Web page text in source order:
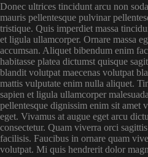
Donec ultrices tincidunt arcu non
mauris pellentesque pulvinar
tristique. Quis imperdiet massa
et ligula ullamcorper. Ornare massa
accumsan. Aliquet bibendum enim
habitasse platea dictumst quisque
blandit volutpat maecenas volutpat
mattis vulputate enim nulla aliquet.
sapien et ligula ullamcorper
pellentesque dignissim enim sit amet
eget. Vivamus at augue eget arcu
consectetur. Quam viverra orci
facilisis. Faucibus in ornare quam
volutpat. Mi quis hendrerit dolor